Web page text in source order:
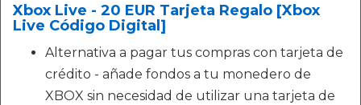
Xbox Live - 20 EUR Tarjeta Regalo [Xbox
Live Código Digital]
Alternativa a pagar tus compras con tarjeta de
crédito - añade fondos a tu monedero de
XBOX sin necesidad de utilizar una tarjeta de